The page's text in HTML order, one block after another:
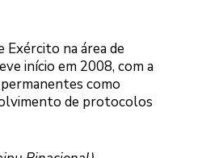
na área de
início em 2008, com a
como
de protocolos